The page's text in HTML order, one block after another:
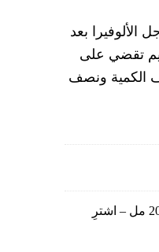
الألوفيرا بعد
تقضي على
الكمية ونصف
كمية جل بابيلا بالألوفيرا بعد التعرض للشمس لتهدئة البشرة والعناية بها 200 مل – اشترِ